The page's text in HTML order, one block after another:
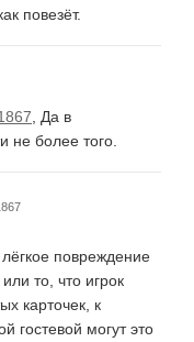
повезёт.
, Да в
не более того.
лёгкое повреждение
то, что игрок
карточек, к
гостевой могут это